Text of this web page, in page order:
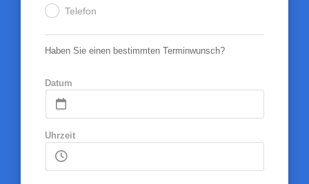
Telefon
Haben Sie einen bestimmten Terminwunsch?
Datum
Uhrzeit